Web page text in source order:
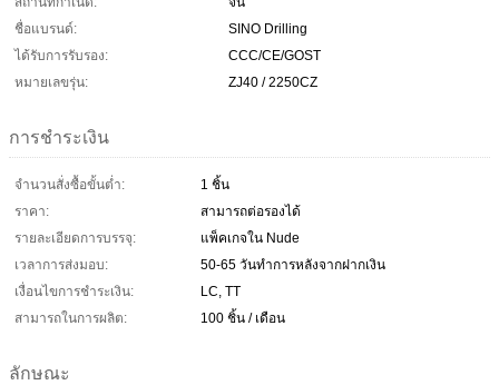
ชื่อแบรนด์:
SINO Drilling
ได้รับการรับรอง:
CCC/CE/GOST
หมายเลขรุ่น:
ZJ40 / 2250CZ
การชำระเงิน
จำนวนสั่งซื้อขั้นต่ำ:
1 ชิ้น
ราคา:
สามารถต่อรองได้
รายละเอียดการบรรจุ:
แพ็คเกจใน Nude
เวลาการส่งมอบ:
50-65 วันทำการหลังจากฝากเงิน
เงื่อนไขการชำระเงิน:
LC, TT
สามารถในการผลิต:
100 ชิ้น / เดือน
ลักษณะ